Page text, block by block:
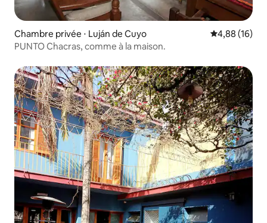
Chambre privée ⋅ Luján de Cuyo Évaluation
4,88 (16)
PUNTO Chacras, comme à la maison.